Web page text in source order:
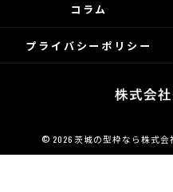
コラム
プライバシーポリシー
© 2026 茨城の型枠なら株式会社